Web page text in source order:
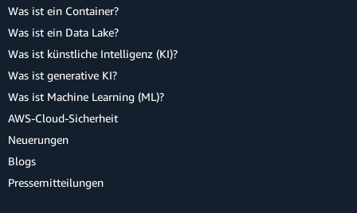
Was ist ein Container?
Was ist ein Data Lake?
Was ist künstliche Intelligenz (KI)?
Was ist generative KI?
Was ist Machine Learning (ML)?
AWS-Cloud-Sicherheit
Neuerungen
Blogs
Pressemitteilungen